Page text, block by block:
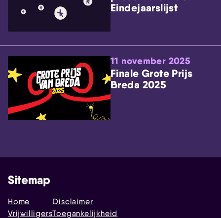
Eindejaarslijst
11 november 2025
Finale Grote Prijs
Breda 2025
Sitemap
Home
Vrijwilligers
Disclaimer
Toegankelijkheid